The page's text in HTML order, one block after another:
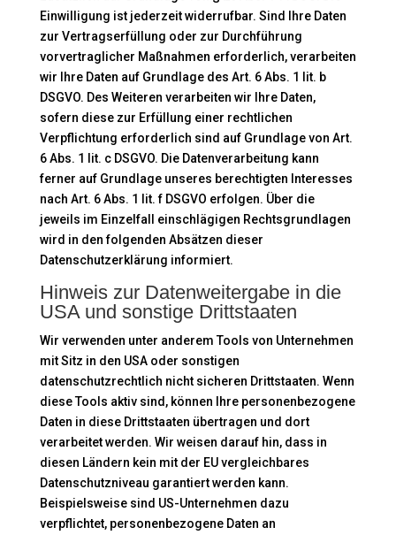
Einwilligung ist jederzeit widerrufbar. Sind Ihre Daten
zur Vertragserfüllung oder zur Durchführung
vorvertraglicher Maßnahmen erforderlich, verarbeiten
wir Ihre Daten auf Grundlage des Art. 6 Abs. 1 lit. b
DSGVO. Des Weiteren verarbeiten wir Ihre Daten,
sofern diese zur Erfüllung einer rechtlichen
Verpflichtung erforderlich sind auf Grundlage von Art.
6 Abs. 1 lit. c DSGVO. Die Datenverarbeitung kann
ferner auf Grundlage unseres berechtigten Interesses
nach Art. 6 Abs. 1 lit. f DSGVO erfolgen. Über die
jeweils im Einzelfall einschlägigen Rechtsgrundlagen
wird in den folgenden Absätzen dieser
Datenschutzerklärung informiert.
Hinweis zur Datenweitergabe in die
USA und sonstige Drittstaaten
Wir verwenden unter anderem Tools von Unternehmen
mit Sitz in den USA oder sonstigen
datenschutzrechtlich nicht sicheren Drittstaaten. Wenn
diese Tools aktiv sind, können Ihre personenbezogene
Daten in diese Drittstaaten übertragen und dort
verarbeitet werden. Wir weisen darauf hin, dass in
diesen Ländern kein mit der EU vergleichbares
Datenschutzniveau garantiert werden kann.
Beispielsweise sind US-Unternehmen dazu
verpflichtet, personenbezogene Daten an